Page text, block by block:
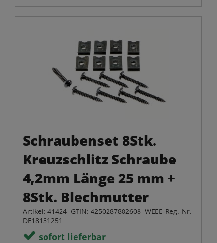
Schraubenset 8Stk.
Kreuzschlitz Schraube
4,2mm Länge 25 mm +
8Stk. Blechmutter
Artikel: 41424 GTIN: 4250287882608 WEEE-Reg.-Nr.
DE18131251
sofort lieferbar